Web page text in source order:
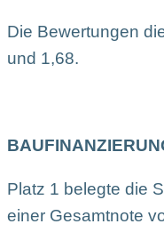
Die Bewertungen
und 1,68.
Platz 1 belegte die
einer Gesamtnote